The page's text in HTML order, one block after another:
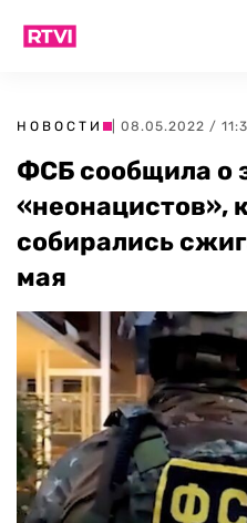
НОВОСТИ | 08.05.2022 /
ФСБ сообщила о
«неонацистов»,
собирались
мая